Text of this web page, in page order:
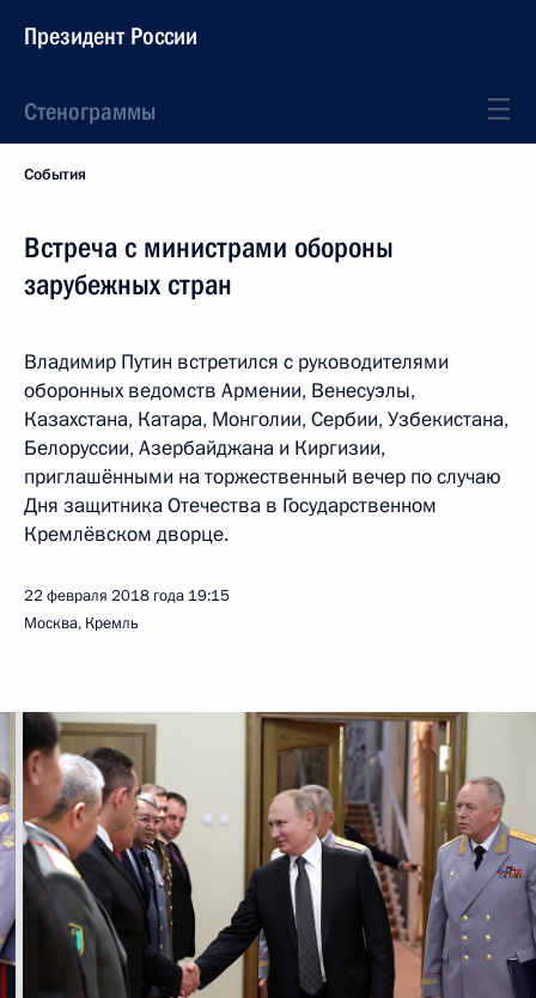
Президент России
Стенограммы
События
Встреча с министрами обороны
зарубежных стран
Владимир Путин встретился с руководителями
оборонных ведомств Армении, Венесуэлы,
Казахстана, Катара, Монголии, Сербии, Узбекистана,
Белоруссии, Азербайджана и Киргизии,
приглашёнными на торжественный вечер по случаю
Дня защитника Отечества в Государственном
Кремлёвском дворце.
22 февраля 2018 года 19:15
Москва, Кремль